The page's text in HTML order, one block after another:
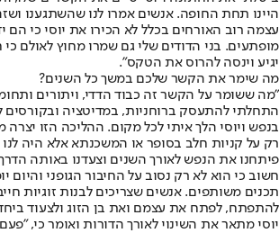
היינו תחת החופה. אנשים אמרו לנו שהשתגענו
עצמה רוב האורחים בכלל לא הכירו את יוסי כי הם
מופתעים. בני הדודים שלי גם שמרו מחוץ לאולם
יגיע וינסה להרוס את הטקס".
מה שימר את הקשר שלכם במשך כל השנים?
"מה ששומר על הקשר זה כבוד הדדי, ויתורים
התחלתי להתעסק ברוחניות, במדיטציה
בנפש ויוסי הלך איתי לכל מקום. ההליכה הזו יצרה
רק על קניות חלב בסופר או המשכנתא אלא היה
פיתחנו את הנפש לאורך השנים וצעדנו באותה
חשוב כי הוא לא רק נסוב על החיבור הגופני והיום
תכנים משותפים. אנשים שצריכים לבנות זוגיות
להתפתח, לפתח את עצמם ואת בן הזוג ולצעוד
יוסי מתאר את השינוי לאורך הדורות ואומר כי,